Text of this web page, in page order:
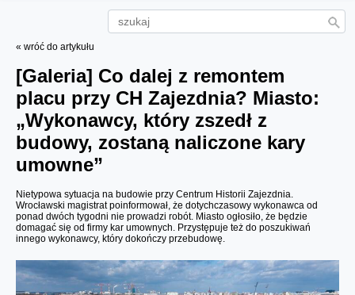
« wróć do artykułu
[Galeria] Co dalej z remontem
placu przy CH Zajezdnia? Miasto:
„Wykonawcy, który zszedł z
budowy, zostaną naliczone kary
umowne”
Nietypowa sytuacja na budowie przy Centrum Historii Zajezdnia.
Wrocławski magistrat poinformował, że dotychczasowy wykonawca od
ponad dwóch tygodni nie prowadzi robót. Miasto ogłosiło, że będzie
domagać się od firmy kar umownych. Przystępuje też do poszukiwań
innego wykonawcy, który dokończy przebudowę.